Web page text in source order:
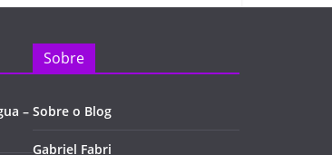
–
Sobre
Sobre o Blog
Gabriel Fabri